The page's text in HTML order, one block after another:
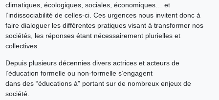
climatiques, écologiques, sociales, économiques… et
l’indissociabilité de celles-ci. Ces urgences nous invitent donc à
faire dialoguer les différentes pratiques visant à transformer nos
sociétés, les réponses étant nécessairement plurielles et
collectives.
Depuis plusieurs décennies divers actrices et acteurs de
l’éducation formelle ou non-formelle s’engagent
dans des “éducations à” portant sur de nombreux enjeux de
société.